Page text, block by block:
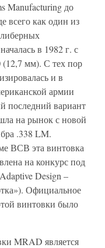
Manufacturing до
всего как один из
в 1982 г. с
мм). С тех пор
и в
армии
последний вариант
на рынок с новой
.338 LM.
ВСВ эта винтовка
на конкурс под
Design –
Официальное
винтовки было
MRAD является